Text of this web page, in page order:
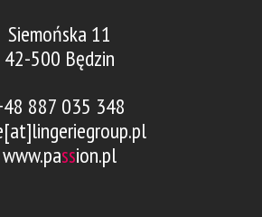
Siemońska 11
42-500 Będzin
887 035 348
www.passion.pl